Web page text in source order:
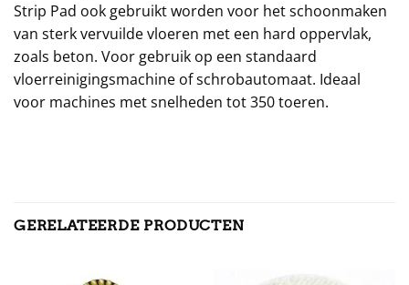
Strip Pad ook gebruikt worden voor het schoonmaken
van sterk vervuilde vloeren met een hard oppervlak,
zoals beton. Voor gebruik op een standaard
vloerreinigingsmachine of schrobautomaat. Ideaal
voor machines met snelheden tot 350 toeren.
GERELATEERDE PRODUCTEN